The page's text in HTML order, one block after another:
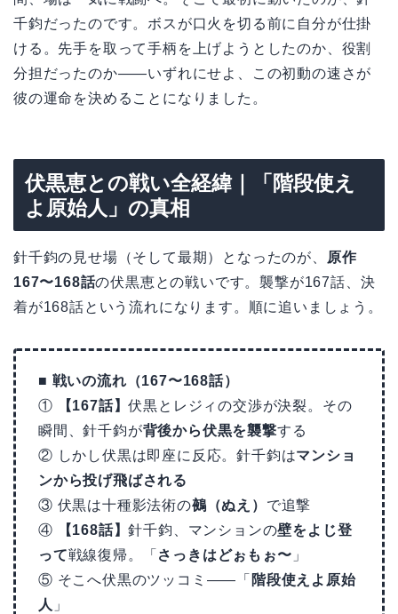
千鈞だったのです。ボスが口火を切る前に自分が仕掛
ける。先手を取って手柄を上げようとしたのか、役割
分担だったのか——いずれにせよ、この初動の速さが
彼の運命を決めることになりました。
伏黒恵との戦い全経緯｜「階段使え
よ原始人」の真相
針千鈞の見せ場（そして最期）となったのが、
原作
167〜168話の伏黒恵との戦いです。襲撃が167話、決
着が168話という流れになります。順に追いましょう。
■ 戦いの流れ（167〜168話）
①
【167話】伏黒とレジィの交渉が決裂。その
瞬間、針千鈞が背後から伏黒を襲撃する
② しかし伏黒は即座に反応。針千鈞はマンショ
ンから投げ飛ばされる
③ 伏黒は十種影法術の鵺（ぬえ） で追撃
④
【168話】針千鈞、マンションの壁をよじ登
って戦線復帰。「 さっきはどぉもぉ〜 」
⑤ そこへ伏黒のツッコミ——「 階段使えよ原始
人 」